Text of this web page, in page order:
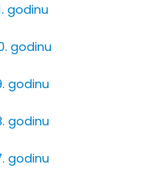
godinu
godinu
godinu
godinu
godinu